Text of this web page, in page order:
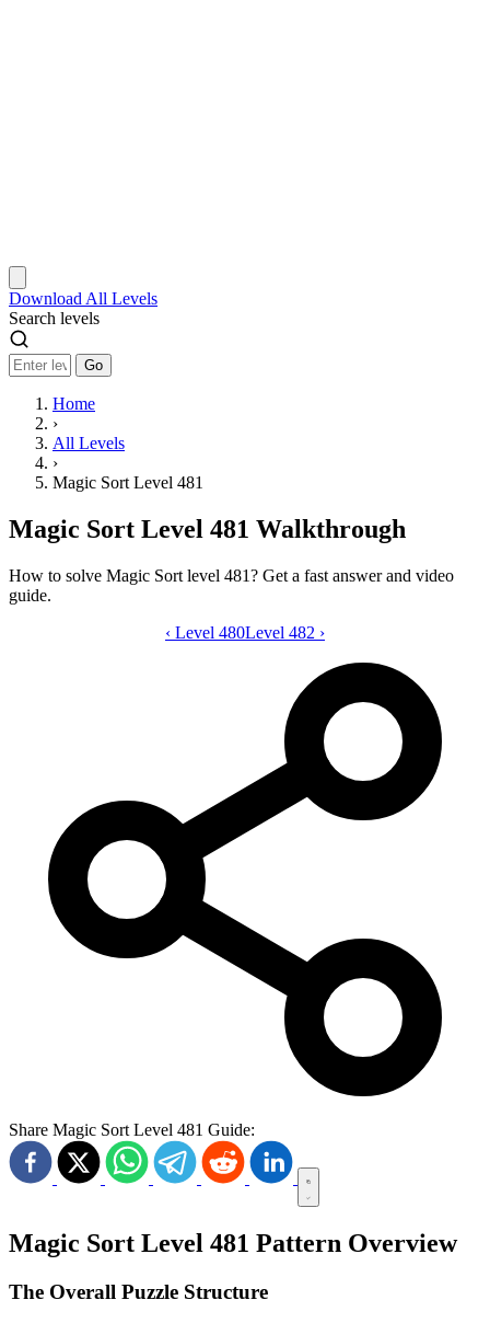
Download All Levels
Search levels
Go
Home
›
All Levels
›
Magic Sort Level 481
Magic Sort Level 481 Walkthrough
How to solve Magic Sort level 481? Get a fast answer and video
guide.
Magic Sort level 481 video guide
‹ Level 480Level 482 ›
Share Magic Sort Level 481 Guide:
Magic Sort Level 481 Pattern Overview
The Overall Puzzle Structure